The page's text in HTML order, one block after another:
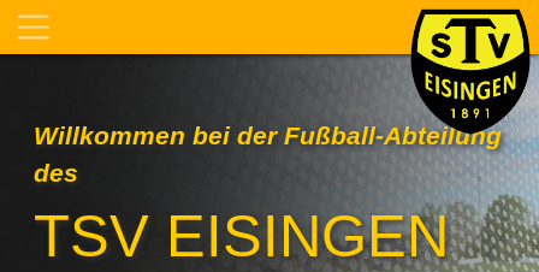
Willkommen bei der Fußball-Abteilung
des
TSV EISINGEN